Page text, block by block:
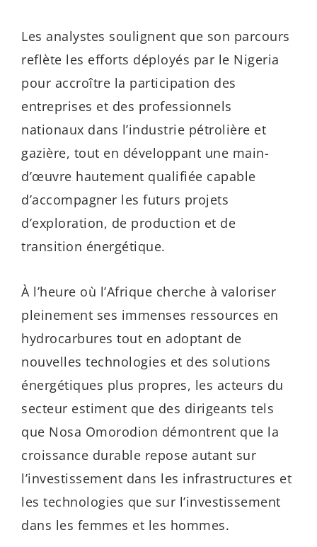
Les analystes soulignent que son parcours
reflète les efforts déployés par le Nigeria
pour accroître la participation des
entreprises et des professionnels
nationaux dans l’industrie pétrolière et
gazière, tout en développant une main-
d’œuvre hautement qualifiée capable
d’accompagner les futurs projets
d’exploration, de production et de
transition énergétique.
À l’heure où l’Afrique cherche à valoriser
pleinement ses immenses ressources en
hydrocarbures tout en adoptant de
nouvelles technologies et des solutions
énergétiques plus propres, les acteurs du
secteur estiment que des dirigeants tels
que Nosa Omorodion démontrent que la
croissance durable repose autant sur
l’investissement dans les infrastructures et
les technologies que sur l’investissement
dans les femmes et les hommes.